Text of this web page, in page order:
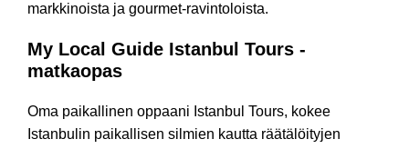
markkinoista ja gourmet-ravintoloista.
My Local Guide Istanbul Tours -
matkaopas
Oma paikallinen oppaani Istanbul Tours, kokee
Istanbulin paikallisen silmien kautta räätälöityjen